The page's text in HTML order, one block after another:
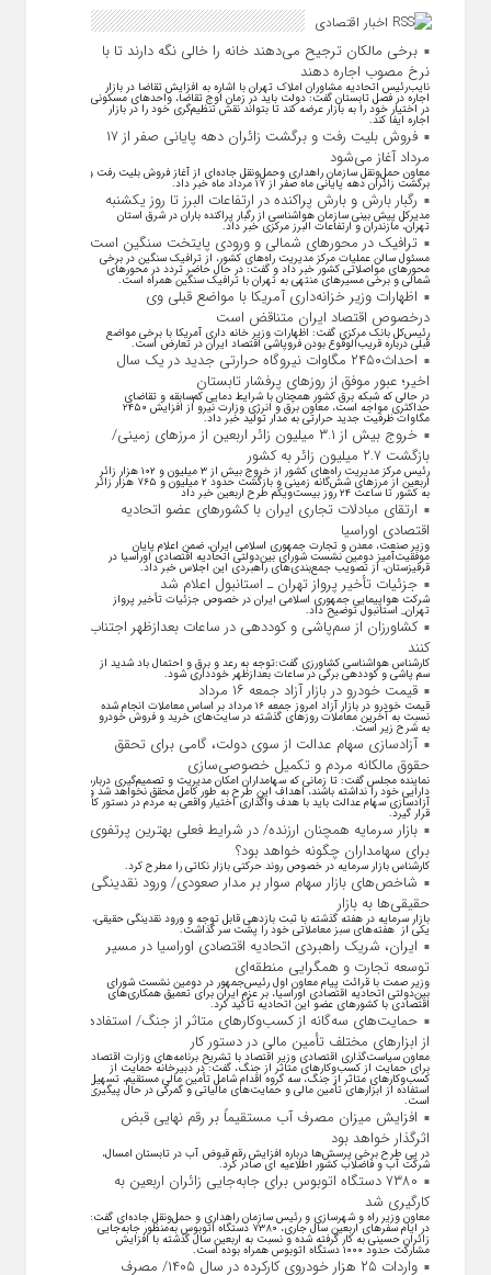
اخبار اقتصادی
برخی مالکان ترجیح می‌دهند خانه را خالی نگه دارند تا با
نرخ مصوب اجاره دهند
نایب‌رئیس اتحادیه مشاوران املاک تهران با اشاره به افزایش تقاضا در بازار
اجاره در فصل تابستان گفت: دولت باید در زمان اوج تقاضا، واحد‌های مسکونی
در اختیار خود را به بازار عرضه کند تا بتواند نقش تنظیم‌گری خود را در بازار
اجاره ایفا کند.
فروش بلیت رفت و برگشت زائران دهه پایانی صفر از ۱۷
مرداد آغاز می‌شود
معاون حمل‌ونقل سازمان راهداری وحمل‌و‌نقل جاده‌ای از آغاز فروش بلیت رفت و
برگشت زائران دهه پایانی ماه صفر از ۱۷ مرداد ماه خبر داد.
رگبار بارش و بارش پراکنده در ارتفاعات البرز تا روز یکشنبه
مدیرکل پیش بینی سازمان هواشناسی از رگبار پراکنده باران در شرق استان
تهران، مازندران و ارتفاعات البرز مرکزی خبر داد.
ترافیک در محورهای شمالی و ورودی پایتخت سنگین است
مسئول سالن عملیات مرکز مدیریت راه‌های کشور، از ترافیک سنگین در برخی
محورهای مواصلاتی کشور خبر داد و گفت: در حال حاضر تردد در محورهای
شمالی و برخی مسیرهای منتهی به تهران با ترافیک سنگین همراه است.
اظهارات وزیر خزانه‌داری آمریکا با مواضع قبلی وی
درخصوص اقتصاد ایران متناقض است
رئیس‌کل بانک مرکزی گفت: اظهارات وزیر خانه داری آمریکا با برخی مواضع
قبلی درباره قریب‌الوقوع بودن فروپاشی اقتصاد ایران در تعارض است.
احداث۲۴۵۰ مگاوات نیروگاه حرارتی جدید در یک سال
اخیر؛ عبور موفق از روز‌های پرفشار تابستان
در حالی که شبکه برق کشور همچنان با شرایط دمایی کم‌سابقه و تقاضای
حداکثری مواجه است، معاون برق و انرژی وزارت نیرو از افزایش ۲۴۵۰
مگاوات ظرفیت جدید حرارتی به مدار تولید خبر داد.
خروج بیش از ۳.۱ میلیون زائر اربعین از مرزهای زمینی/
بازگشت ۲.۷ میلیون زائر به کشور
رئیس مرکز مدیریت راه‌های کشور از خروج بیش از ۳ میلیون و ۱۰۲ هزار زائر
اربعین از مرزهای شش‌گانه زمینی و بازگشت حدود ۲ میلیون و ۷۶۵ هزار زائر
به کشور تا ساعت ۲۴ روز بیست‌ویکم طرح اربعین خبر داد
ارتقای مبادلات تجاری ایران با کشور‌های عضو اتحادیه
اقتصادی اوراسیا
وزیر صنعت، معدن و تجارت جمهوری اسلامی ایران، ضمن اعلام پایان
موفقیت‌آمیز دومین نشست شورای بین‌دولتی اتحادیه اقتصادی اوراسیا در
قرقیزستان، از تصویب جمع‌بندی‌های راهبردی این اجلاس خبر داد.
جزئیات تأخیر پرواز تهران ـ استانبول اعلام شد
شرکت هواپیمایی جمهوری اسلامی ایران در خصوص جزئیات تأخیر پرواز
تهران_ استانبول توضیح داد.
کشاورزان از سم‌پاشی و کوددهی در ساعات بعدازظهر اجتناب
کنند
کارشناس هواشناسی کشاورزی گفت:توجه به رعد و برق و احتمال باد شدید از
سم پاشی و کوددهی برگی در ساعات بعدازظهر خودداری شود.
قیمت خودرو در بازار آزاد جمعه ۱۶ مرداد
قیمت خودرو در بازار آزاد امروز جمعه ۱۶ مرداد بر اساس معاملات انجام شده
نسبت به آخرین معاملات روز‌های گذشته در سایت‌های خرید و فروش خودرو
به شرح زیر است.
آزادسازی سهام عدالت از سوی دولت، گامی برای تحقق
حقوق مالکانه مردم و تکمیل خصوصی‌سازی
نماینده مجلس گفت: تا زمانی که سهامداران امکان مدیریت و تصمیم‌گیری درباره
دارایی خود را نداشته باشند، اهداف این طرح به طور کامل محقق نخواهد شد و
آزادسازی سهام عدالت باید با هدف واگذاری اختیار واقعی به مردم در دستور کار
قرار گیرد.
بازار سرمایه همچنان ارزنده/ در شرایط فعلی بهترین پرتفوی
برای سهامداران چگونه خواهد بود؟
کارشناس بازار سرمایه در خصوص روند حرکتی بازار نکاتی را مطرح کرد.
شاخص‌های بازار سهام سوار بر مدار صعودی/ ورود نقدینگی
حقیقی‌ها به بازار
بازار سرمایه در هفته گذشته با ثبت بازدهی قابل توجه و ورود نقدینگی حقیقی،
یکی از هفته‌های سبز معاملاتی خود را پشت سر گذاشت.
ایران، شریک راهبردی اتحادیه اقتصادی اوراسیا در مسیر
توسعه تجارت و همگرایی منطقه‌ای
وزیر صمت با قرائت پیام معاون اول رئیس‌جمهور در دومین نشست شورای
بین‌دولتی اتحادیه اقتصادی اوراسیا، بر عزم ایران برای تعمیق همکاری‌های
اقتصادی با کشورهای عضو این اتحادیه تأکید کرد.
حمایت‌های سه‌گانه از کسب‌وکارهای متاثر از جنگ/ استفاده
از ابزارهای مختلف تأمین مالی در دستور کار
معاون سیاست‌گذاری اقتصادی وزیر اقتصاد با تشریح برنامه‌های وزارت اقتصاد
برای حمایت از کسب‌وکار‌های متاثر از جنگ، گفت: در دبیرخانه حمایت از
کسب‌وکار‌های متاثر از جنگ، سه گروه اقدام شامل تأمین مالی مستقیم، تسهیل
استفاده از ابزار‌های تأمین مالی و حمایت‌های مالیاتی و گمرکی در حال پیگیری
است.
افزایش میزان مصرف آب مستقیماً بر رقم نهایی قبض
اثرگذار خواهد بود
در پی طرح برخی پرسش‌ها درباره افزایش رقم قبوض آب در تابستان امسال،
شرکت آب و فاضلاب کشور اطلاعیه ای صادر کرد.
۷۳۸۰ دستگاه اتوبوس برای جابه‌جایی زائران اربعین به
کارگیری شد
معاون وزیر راه و شهرسازی و رئیس سازمان راهداری و حمل‌ونقل جاده‌ای گفت:
در ایام سفرهای اربعین سال جاری، ۷۳۸۰ دستگاه اتوبوس به‌منظور جابه‌جایی
زائران حسینی به‌ کار گرفته شده و نسبت به اربعین سال گذشته با افزایش
مشارکت حدود ۱۰۰۰ دستگاه اتوبوس همراه بوده است.
واردات ۲۵ هزار خودروی کارکرده در سال ۱۴۰۵/ مصرف